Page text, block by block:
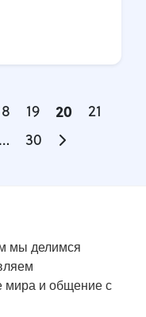
19 20
21
… 30
мы делимся
мира и общение с